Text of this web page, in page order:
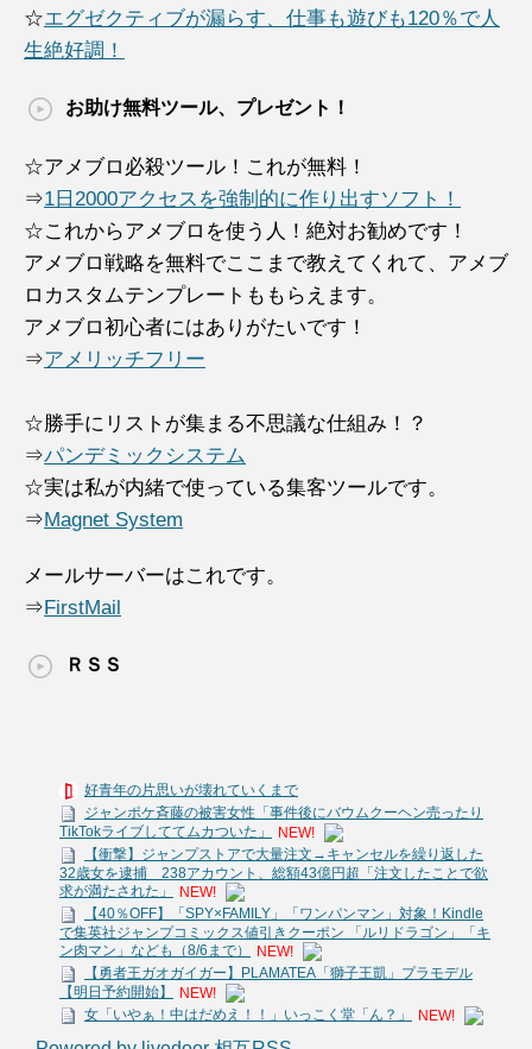
☆エグゼクティブが漏らす、仕事も遊びも120％で人
生絶好調！
お助け無料ツール、プレゼント！
☆アメブロ必殺ツール！これが無料！
⇒1日2000アクセスを強制的に作り出すソフト！
☆これからアメブロを使う人！絶対お勧めです！
アメブロ戦略を無料でここまで教えてくれて、アメブ
ロカスタムテンプレートももらえます。
アメブロ初心者にはありがたいです！
⇒アメリッチフリー
☆勝手にリストが集まる不思議な仕組み！？
⇒パンデミックシステム
☆実は私が内緒で使っている集客ツールです。
⇒Magnet System
メールサーバーはこれです。
⇒ FirstMail
ＲＳＳ
好青年の片思いが壊れていくまで
ジャンポケ斉藤の被害女性「事件後にバウムクーヘン売ったり
TikTokライブしててムカついた」
NEW!
【衝撃】ジャンプストアで大量注文→キャンセルを繰り返した
32歳女を逮捕 238アカウント、総額43億円超「注文したことで欲
求が満たされた」
NEW!
【40％OFF】「SPY×FAMILY」「ワンパンマン」対象！Kindle
で集英社ジャンプコミックス値引きクーポン 「ルリドラゴン」「キ
ン肉マン」なども（8/6まで）
NEW!
【勇者王ガオガイガー】PLAMATEA「獅子王凱」プラモデル
【明日予約開始】
NEW!
女「いやぁ！中はだめえ！！」いっこく堂「ん？」
NEW!